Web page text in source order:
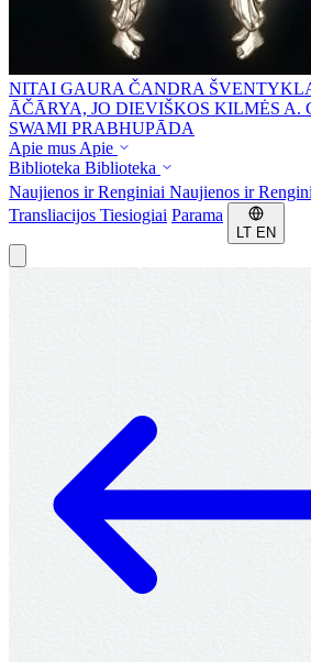
NITAI GAURA ČANDRA
ĀČĀRYA, JO DIEVIŠKOS KILMĖS
SWAMI PRABHUPĀDA
Apie mus Apie
Biblioteka Biblioteka
Naujienos ir Renginiai Naujienos ir
Transliacijos Tiesiogiai Parama
LT EN